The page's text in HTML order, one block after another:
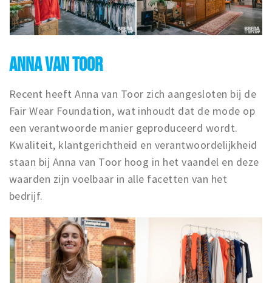
ANNA VAN TOOR
Recent heeft Anna van Toor zich aangesloten bij de
Fair Wear Foundation, wat inhoudt dat de mode op
een verantwoorde manier geproduceerd wordt.
Kwaliteit, klantgerichtheid en verantwoordelijkheid
staan bij Anna van Toor hoog in het vaandel en deze
waarden zijn voelbaar in alle facetten van het
bedrijf.